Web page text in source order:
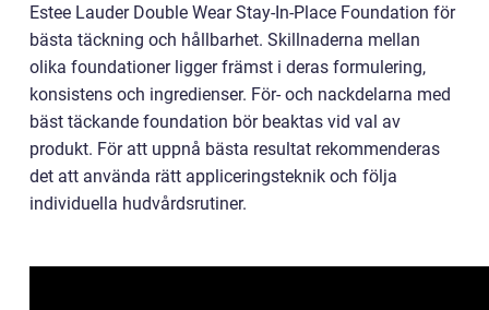
Estee Lauder Double Wear Stay-In-Place Foundation för
bästa täckning och hållbarhet. Skillnaderna mellan
olika foundationer ligger främst i deras formulering,
konsistens och ingredienser. För- och nackdelarna med
bäst täckande foundation bör beaktas vid val av
produkt. För att uppnå bästa resultat rekommenderas
det att använda rätt appliceringsteknik och följa
individuella hudvårdsrutiner.